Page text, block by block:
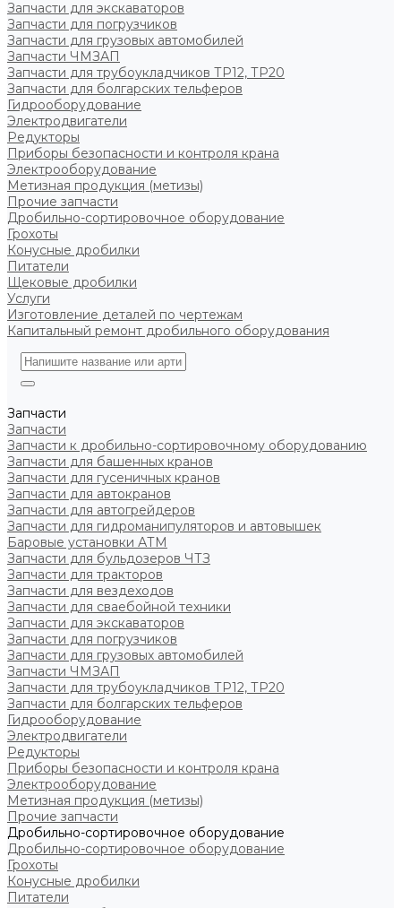
Запчасти для экскаваторов
Запчасти для погрузчиков
Запчасти для грузовых автомобилей
Запчасти ЧМЗАП
Запчасти для трубоукладчиков ТР12, ТР20
Запчасти для болгарских тельферов
Гидрооборудование
Электродвигатели
Редукторы
Приборы безопасности и контроля крана
Электрооборудование
Метизная продукция (метизы)
Прочие запчасти
Дробильно-сортировочное оборудование
Грохоты
Конусные дробилки
Питатели
Щековые дробилки
Услуги
Изготовление деталей по чертежам
Капитальный ремонт дробильного оборудования
Запчасти
Запчасти
Запчасти к дробильно-сортировочному оборудованию
Запчасти для башенных кранов
Запчасти для гусеничных кранов
Запчасти для автокранов
Запчасти для автогрейдеров
Запчасти для гидроманипуляторов и автовышек
Баровые установки АТМ
Запчасти для бульдозеров ЧТЗ
Запчасти для тракторов
Запчасти для вездеходов
Запчасти для сваебойной техники
Запчасти для экскаваторов
Запчасти для погрузчиков
Запчасти для грузовых автомобилей
Запчасти ЧМЗАП
Запчасти для трубоукладчиков ТР12, ТР20
Запчасти для болгарских тельферов
Гидрооборудование
Электродвигатели
Редукторы
Приборы безопасности и контроля крана
Электрооборудование
Метизная продукция (метизы)
Прочие запчасти
Дробильно-сортировочное оборудование
Дробильно-сортировочное оборудование
Грохоты
Конусные дробилки
Питатели